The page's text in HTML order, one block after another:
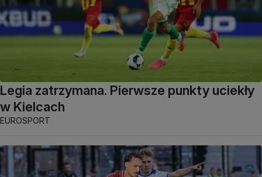
Legia zatrzymana. Pierwsze punkty uciekły
w Kielcach
EUROSPORT